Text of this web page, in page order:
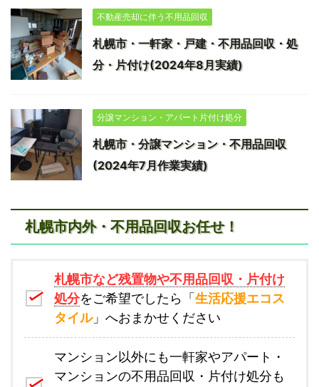
不動産売却に伴う不用品回収
札幌市・一軒家・戸建・不用品回収・処
分・片付け(2024年8月実績)
分譲マンション・アパート片付け処分
札幌市・分譲マンション・不用品回収
(2024年7月作業実績)
札幌市内外・不用品回収お任せ！
札幌市など残置物や不用品回収・片付け
処分をご希望でしたら「 生活応援エコス
タイル」へおまかせください
マンション以外にも一軒家やアパート・
マンションの不用品回収・片付け処分も